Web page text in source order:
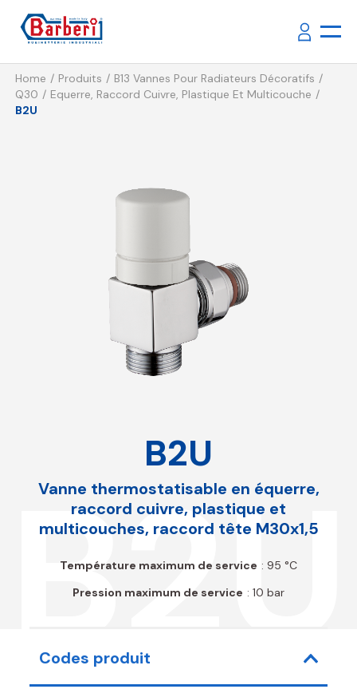
Home Produits
B13 Vannes Pour Radiateurs Décoratifs
Q30
Equerre, Raccord Cuivre, Plastique Et Multicouche
B2U
B2U
B2U
Vanne thermostatisable en équerre,
raccord cuivre, plastique et
multicouches, raccord tête M30x1,5
Température maximum de service : 95 °C
Pression maximum de service : 10 bar
Codes produit